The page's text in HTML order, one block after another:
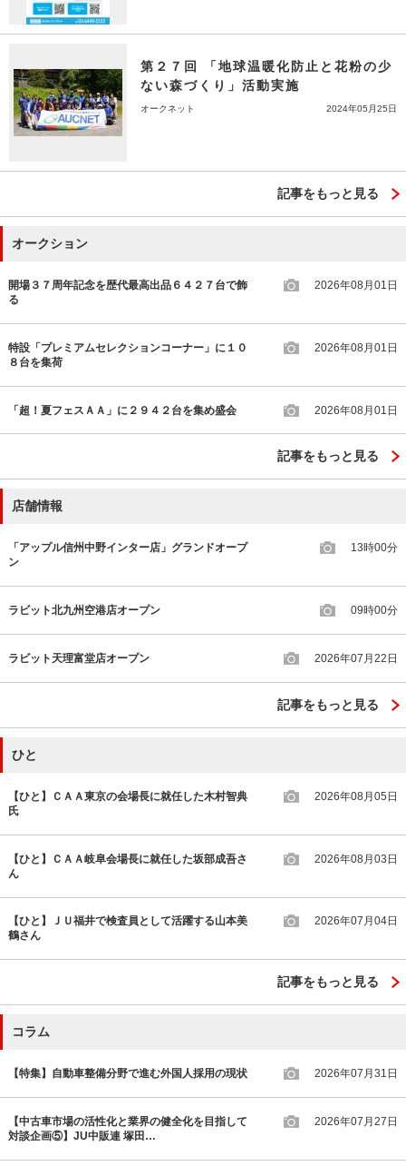
第２７回 「地球温暖化防止と花粉の少
ない森づくり」活動実施
オークネット 2024年05月25日
記事をもっと見る
オークション
開場３７周年記念を歴代最高出品６４２７台で飾
る
2026年08月01日
特設「プレミアムセレクションコーナー」に１０
８台を集荷
2026年08月01日
「超！夏フェスＡＡ」に２９４２台を集め盛会 2026年08月01日
記事をもっと見る
店舗情報
「アップル信州中野インター店」グランドオープ
ン
13時00分
ラビット北九州空港店オープン 09時00分
ラビット天理富堂店オープン 2026年07月22日
記事をもっと見る
ひと
【ひと】ＣＡＡ東京の会場長に就任した木村智典
氏
2026年08月05日
【ひと】ＣＡＡ岐阜会場長に就任した坂部成吾さ
ん
2026年08月03日
【ひと】ＪＵ福井で検査員として活躍する山本美
鶴さん
2026年07月04日
記事をもっと見る
コラム
【特集】自動車整備分野で進む外国人採用の現状 2026年07月31日
【中古車市場の活性化と業界の健全化を目指して
対談企画⑤】JU中販連 塚田…
2026年07月27日